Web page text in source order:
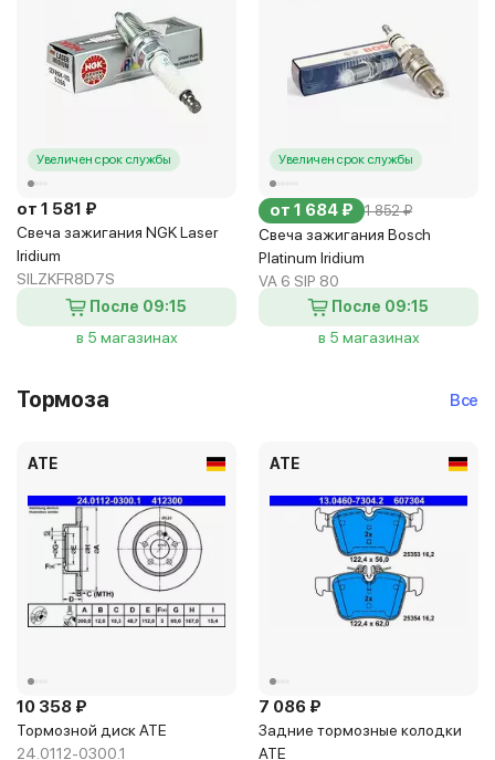
Увеличен срок службы
от 1 581 ₽
Свеча зажигания NGK Laser
Iridium
SILZKFR8D7S
После 09:15
в 5 магазинах
Увеличен срок службы
от 1 684 ₽ 1 852 ₽
Свеча зажигания Bosch
Platinum Iridium
VA 6 SIP 80
После 09:15
в 5 магазинах
Тормоза Все
ATE
10 358 ₽
Тормозной диск ATE
24.0112-0300.1
ATE
7 086 ₽
Задние тормозные колодки
ATE